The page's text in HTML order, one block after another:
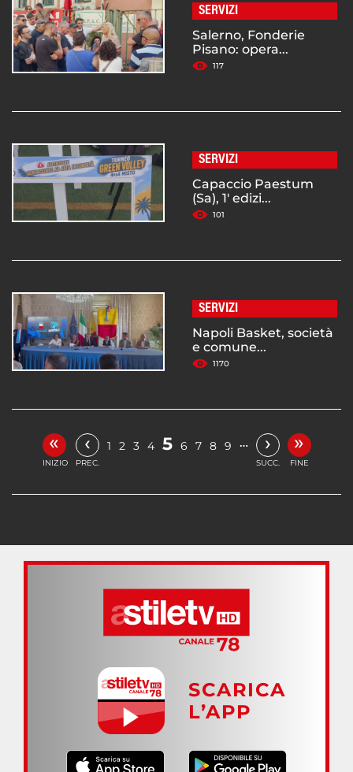
SERVIZI
Salerno, Fonderie
Pisano: opera...
117
SERVIZI
Capaccio Paestum
(Sa), 1' edizi...
101
SERVIZI
Napoli Basket, società
e comune...
1170
«
INIZIO
‹
PREC.
1 2 3 4 5 6 7 8 9 … ›
SUCC.
»
FINE
SCARICA
L’APP